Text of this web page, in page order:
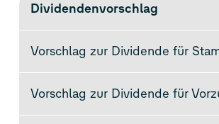
Dividendenvorschlag
Vorschlag zur Dividende für
Vorschlag zur Dividende für